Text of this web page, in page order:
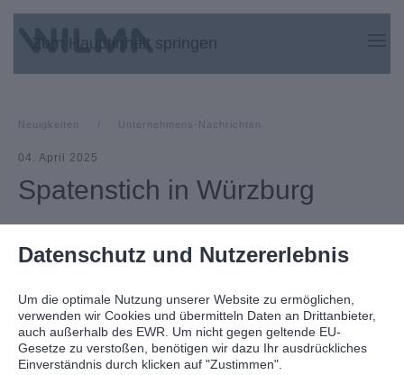
Datenschutz und Nutzererlebnis
Um die optimale Nutzung unserer Website zu ermöglichen,
verwenden wir Cookies und übermitteln Daten an Drittanbieter,
auch außerhalb des EWR. Um nicht gegen geltende EU-
Gesetze zu verstoßen, benötigen wir dazu Ihr ausdrückliches
Einverständnis durch klicken auf "Zustimmen".
Zum Hauptinhalt springen
Neuigkeiten Unternehmens-Nachrichten
04. April 2025
Spatenstich in Würzburg
Bei strahlender Sonne feierten wir am 3. April 2025
in unserem Projekt "HublandView" in Würzburg
den offiziellen Spatenstich. Gemeinsam mit der